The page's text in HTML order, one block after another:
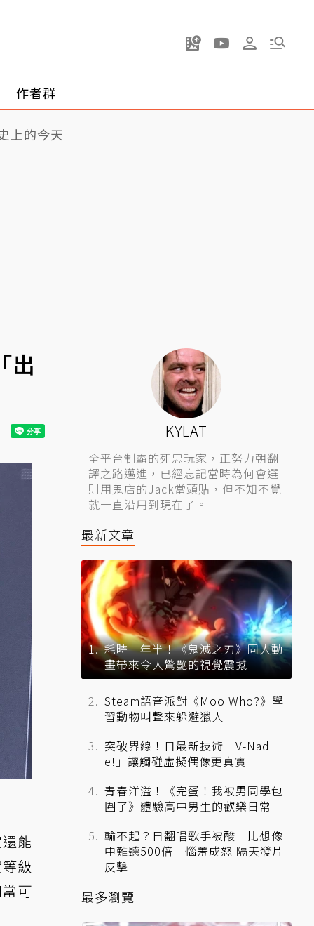
作者群
上的今天
出
能
級
可
KYLAT
全平台制霸的死忠玩家，正努力朝翻
譯之路邁進，已經忘記當時為何會選
則用鬼店的Jack當頭貼，但不知不覺
就一直沿用到現在了。
最新文章
耗時一年半！《鬼滅之刃》同人動
畫帶來令人驚艷的視覺震撼
Steam語音派對《Moo Who?》學
習動物叫聲來躲避獵人
突破界線！日最新技術「V-Nad
e!」讓觸碰虛擬偶像更真實
青春洋溢！《完蛋！我被男同學包
圍了》體驗高中男生的歡樂日常
輸不起？日翻唱歌手被酸「比想像
中難聽500倍」惱羞成怒 隔天發片
反擊
最多瀏覽